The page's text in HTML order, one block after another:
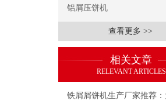
铝屑压饼机
查看更多 >>
相关文章
RELEVANT ARTICLES